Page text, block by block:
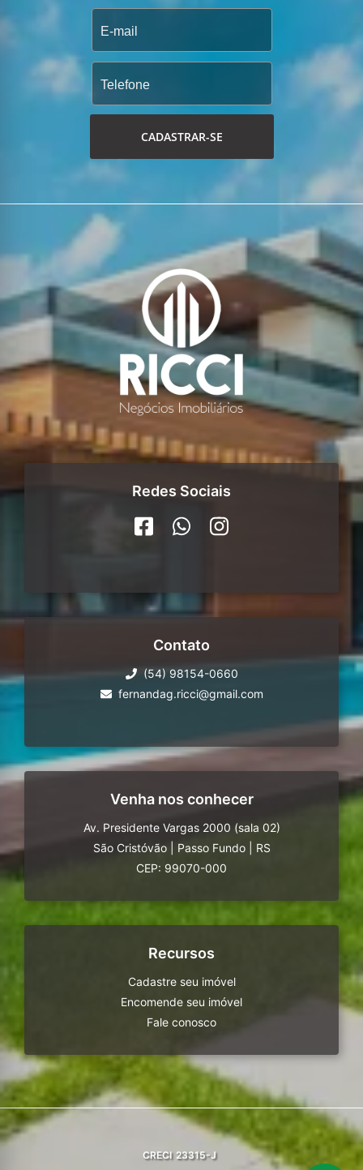
CADASTRAR-SE
Redes Sociais
Contato
(54) 98154-0660
fernandag.ricci@gmail.com
Venha nos conhecer
Av. Presidente Vargas 2000 (sala 02)
São Cristóvão
Passo Fundo
RS
CEP: 99070-000
Recursos
Cadastre seu imóvel
Encomende seu imóvel
Fale conosco
CRECI 23315-J